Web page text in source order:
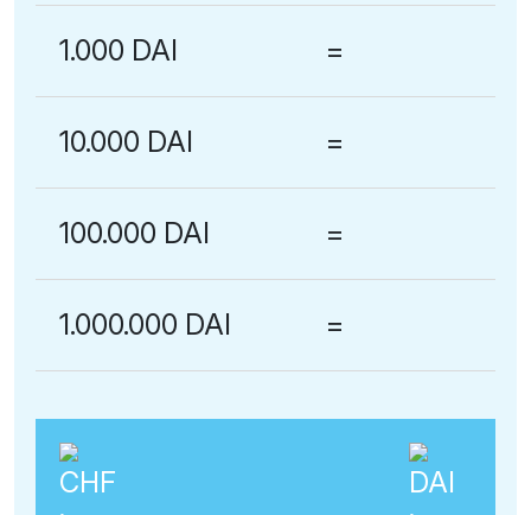
1.000 DAI =
10.000 DAI =
100.000 DAI =
1.000.000 DAI =